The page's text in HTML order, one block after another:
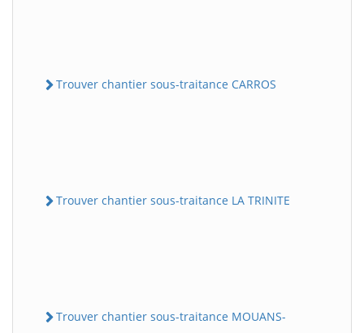
Trouver chantier sous-traitance CARROS
Trouver chantier sous-traitance LA TRINITE
Trouver chantier sous-traitance MOUANS-